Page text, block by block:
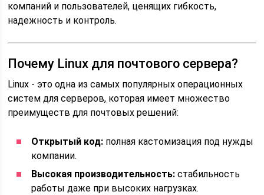
компаний и пользователей, ценящих гибкость,
надежность и контроль.
Почему Linux для почтового сервера?
Linux - это одна из самых популярных операционных
систем для серверов, которая имеет множество
преимуществ для почтовых решений:
Открытый код: полная кастомизация под нужды
компании.
Высокая производительность: стабильность
работы даже при высоких нагрузках.